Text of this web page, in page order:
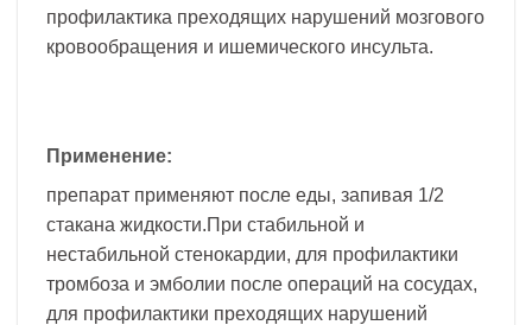
профилактика преходящих нарушений мозгового
кровообращения и ишемического инсульта.
Применение:
препарат применяют после еды, запивая 1/2
стакана жидкости.При стабильной и
нестабильной стенокардии, для профилактики
тромбоза и эмболии после операций на сосудах,
для профилактики преходящих нарушений